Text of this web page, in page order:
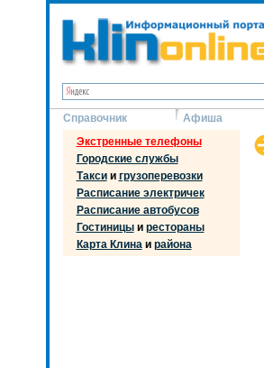
Справочник Афиша
Экстренные телефоны
Городские службы
Таксии грузоперевозки
Расписание электричек
Расписание автобусов
Гостиницыи рестораны
Карта Клинаи района